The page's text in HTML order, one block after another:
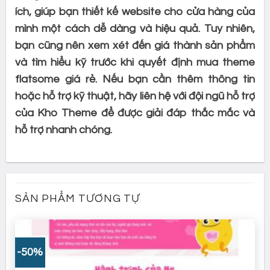
ích, giúp bạn thiết kế website cho cửa hàng của
mình một cách dễ dàng và hiệu quả. Tuy nhiên,
bạn cũng nên xem xét đến giá thành sản phẩm
và tìm hiểu kỹ trước khi quyết định mua theme
flatsome giá rẻ. Nếu bạn cần thêm thông tin
hoặc hỗ trợ kỹ thuật, hãy liên hệ với đội ngũ hỗ trợ
của Kho Theme để được giải đáp thắc mắc và
hỗ trợ nhanh chóng.
SẢN PHẨM TƯƠNG TỰ
-50%